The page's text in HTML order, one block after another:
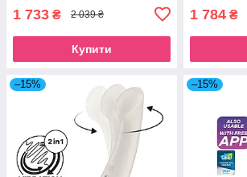
1 733 ₴ 2 039 ₴
Купити
1 784 ₴
–15% –15%